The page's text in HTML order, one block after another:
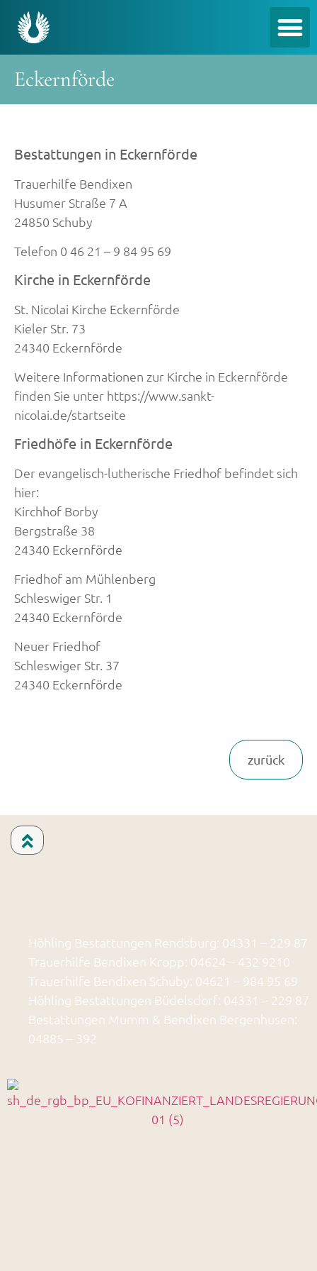
Eckernförde
Bestattungen in Eckernförde
Trauerhilfe Bendixen
Husumer Straße 7 A
24850 Schuby
Telefon 0 46 21 – 9 84 95 69
Kirche in Eckernförde
St. Nicolai Kirche Eckernförde
Kieler Str. 73
24340 Eckernförde
Weitere Informationen zur Kirche in Eckernförde
finden Sie unter https://www.sankt-
nicolai.de/startseite
Friedhöfe in Eckernförde
Der evangelisch-lutherische Friedhof befindet sich
hier:
Kirchhof Borby
Bergstraße 38
24340 Eckernförde
Friedhof am Mühlenberg
Schleswiger Str. 1
24340 Eckernförde
Neuer Friedhof
Schleswiger Str. 37
24340 Eckernförde
Höhling Bestattungen Rendsburg: 04331 – 229 87
Trauerhilfe Bendixen Kropp: 04624 – 432 9210
Trauerhilfe Bendixen Schuby: 04621 – 984 95 69
Höhling Bestattungen Büdelsdorf: 04331 – 229 87
Bestattungen Mumm & Bendixen Bergenhusen:
04885 – 392